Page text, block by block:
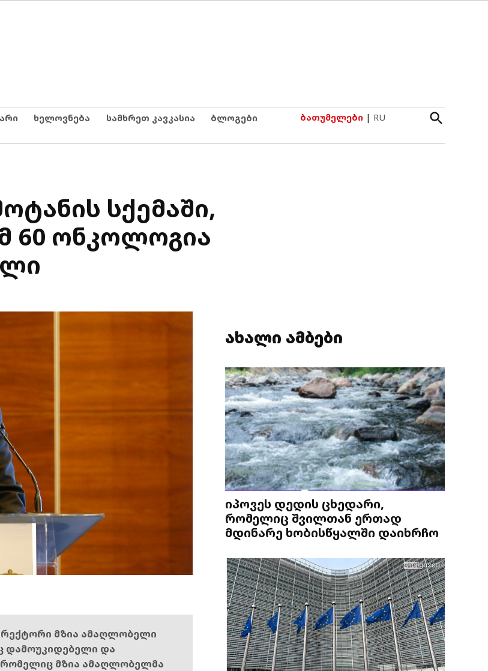
ხელოვნება სამხრეთ კავკასია ბლოგები ბათუმელები | RU
Open
Search
სქემაში,
60 ონკოლოგია
მზია ამაღლობელი
დამოუკიდებელი და
რომელიც მზია ამაღლობელმა
ახალი ამბები
იპოვეს დედის ცხედარი,
რომელიც შვილთან ერთად
მდინარე ხობისწყალში დაიხრჩო